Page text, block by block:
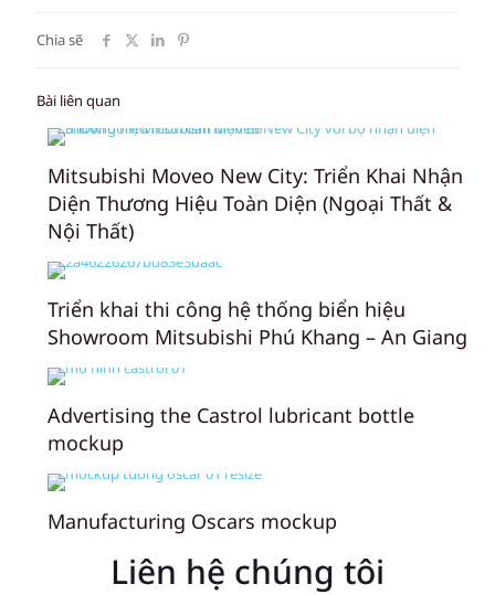
Chia sẽ
Bài liên quan
Mitsubishi Moveo New City: Triển Khai Nhận
Diện Thương Hiệu Toàn Diện (Ngoại Thất &
Nội Thất)
Triển khai thi công hệ thống biển hiệu
Showroom Mitsubishi Phú Khang – An Giang
Advertising the Castrol lubricant bottle
mockup
Manufacturing Oscars mockup
Liên hệ chúng tôi